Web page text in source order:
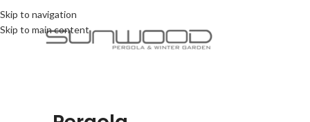
Skip to navigation
Skip to main content